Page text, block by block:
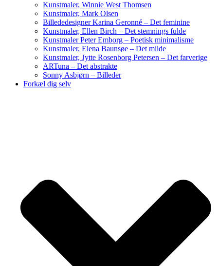
Kunstmaler, Winnie West Thomsen
Kunstmaler, Mark Olsen
Billededesigner Karina Geronné – Det feminine
Kunstmaler, Ellen Birch – Det stemnings fulde
Kunstmaler Peter Emborg – Poetisk minimalisme
Kunstmaler, Elena Baunsøe – Det milde
Kunstmaler, Jytte Rosenborg Petersen – Det farverige
ARTuna – Det abstrakte
Sonny Asbjørn – Billeder
Forkæl dig selv